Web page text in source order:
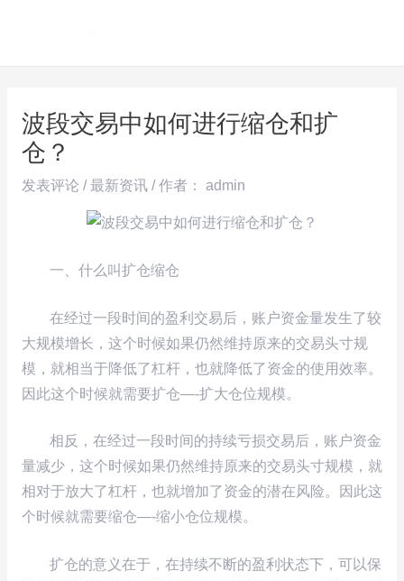
波段交易中如何进行缩仓和扩
仓？
发表评论 /最新资讯/ 作者： admin
一、什么叫扩仓缩仓
在经过一段时间的盈利交易后，账户资金量发生了较
大规模增长，这个时候如果仍然维持原来的交易头寸规
模，就相当于降低了杠杆，也就降低了资金的使用效率。
因此这个时候就需要扩仓—-扩大仓位规模。
相反，在经过一段时间的持续亏损交易后，账户资金
量减少，这个时候如果仍然维持原来的交易头寸规模，就
相对于放大了杠杆，也就增加了资金的潜在风险。因此这
个时候就需要缩仓—-缩小仓位规模。
扩仓的意义在于，在持续不断的盈利状态下，可以保